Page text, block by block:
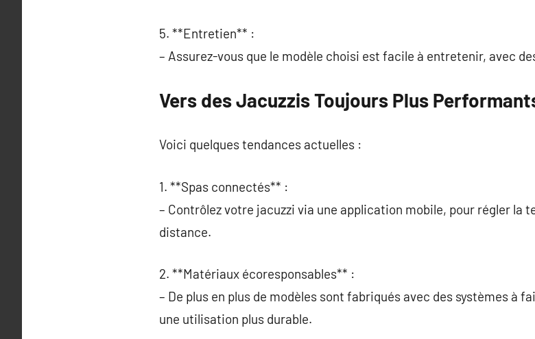
5. **Entretien** :
– Assurez-vous que le modèle choisi est facile à entretenir, avec
Vers des Jacuzzis Toujours Plus
Voici quelques tendances actuelles :
1. **Spas connectés** :
– Contrôlez votre jacuzzi via une application mobile, pour régler la
distance.
2. **Matériaux écoresponsables** :
– De plus en plus de modèles sont fabriqués avec des systèmes à
une utilisation plus durable.